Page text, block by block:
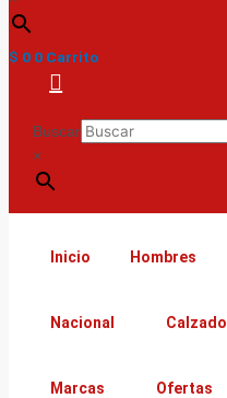
$ 0 0 Carrito
Buscar
×
Inicio Hombres
Nacional Calzado
Marcas Ofertas